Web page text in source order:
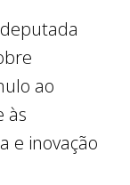
ao
às
e inovação